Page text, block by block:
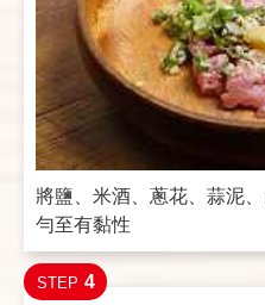
將鹽、米酒、蔥花、蒜泥
勻至有黏性
STEP 4